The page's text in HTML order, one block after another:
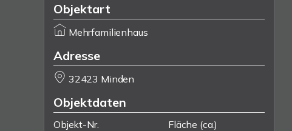
Objektart
Mehrfamilienhaus
Adresse
32423 Minden
Objektdaten
Objekt-Nr.
Fläche (ca.)